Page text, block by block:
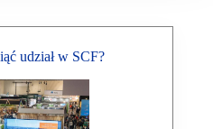
udział w SCF?